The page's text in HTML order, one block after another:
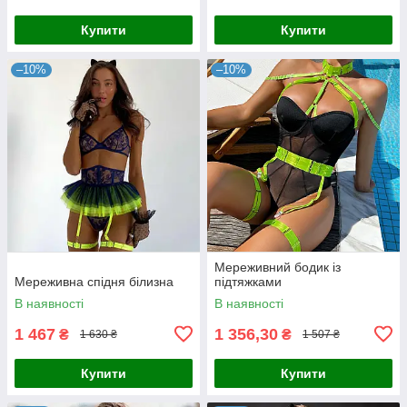
Купити Купити
–10%
Мереживна спідня білизна
В наявності
1 467 ₴ 1 630 ₴
Купити
–10%
Мереживний бодик із
підтяжками
В наявності
1 356,30 ₴ 1 507 ₴
Купити